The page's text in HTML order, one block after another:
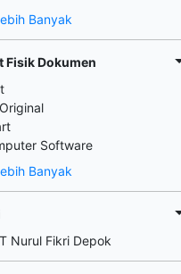
Banyak
Fisik Dokumen
Software
Banyak
Nurul Fikri Depok